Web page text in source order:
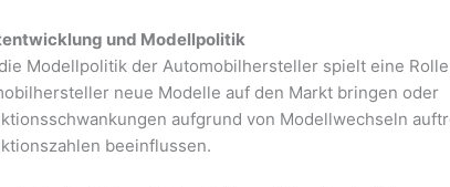
und Modellpolitik
Modellpolitik der Automobilhersteller spielt eine
neue Modelle auf den Markt bringen oder
aufgrund von Modellwechseln
beeinflussen.